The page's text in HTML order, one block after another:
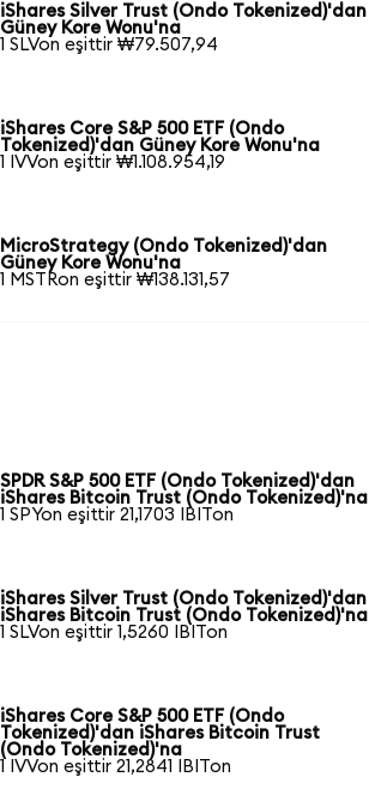
iShares Silver Trust (Ondo Tokenized)'dan
Güney Kore Wonu'na
1 SLVon eşittir ₩79.507,94
iShares Core S&P 500 ETF (Ondo
Tokenized)'dan Güney Kore Wonu'na
1 IVVon eşittir ₩1.108.954,19
MicroStrategy (Ondo Tokenized)'dan
Güney Kore Wonu'na
1 MSTRon eşittir ₩138.131,57
SPDR S&P 500 ETF (Ondo Tokenized)'dan
iShares Bitcoin Trust (Ondo Tokenized)'na
1 SPYon eşittir 21,1703 IBITon
iShares Silver Trust (Ondo Tokenized)'dan
iShares Bitcoin Trust (Ondo Tokenized)'na
1 SLVon eşittir 1,5260 IBITon
iShares Core S&P 500 ETF (Ondo
Tokenized)'dan iShares Bitcoin Trust
(Ondo Tokenized)'na
1 IVVon eşittir 21,2841 IBITon